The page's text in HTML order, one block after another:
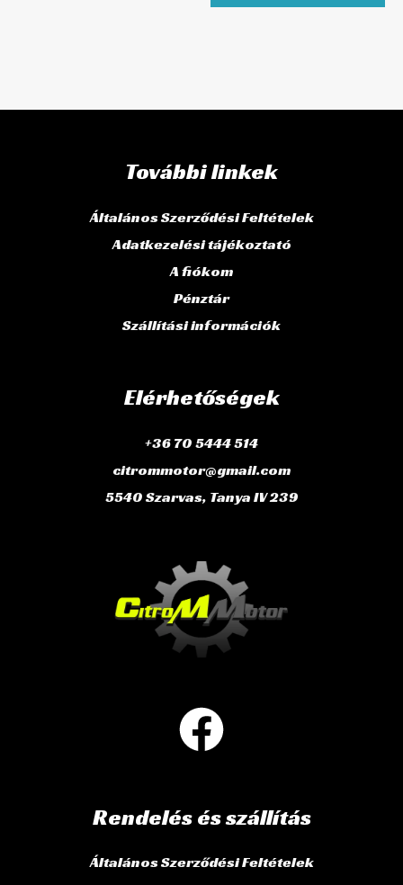
További linkek
Általános Szerződési Feltételek
Adatkezelési tájékoztató
A fiókom
Pénztár
Szállítási információk
Elérhetőségek
+36 70 5444 514
citrommotor@gmail.com
5540 Szarvas, Tanya IV 239
Rendelés és szállítás
Általános Szerződési Feltételek